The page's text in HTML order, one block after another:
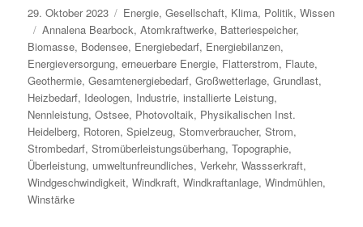
Veröffentlicht
am
29. Oktober 2023 Kategorien
Energie,Gesellschaft, Klima, Politik,Wissen
Schlagwörter
Annalena Bearbock,Atomkraftwerke, Batteriespeicher,
Biomasse, Bodensee, Energiebedarf, Energiebilanzen,
Energieversorgung,erneuerbare Energie, Flatterstrom, Flaute,
Geothermie,Gesamtenergiebedarf,Großwetterlage,Grundlast,
Heizbedarf, Ideologen, Industrie,installierte Leistung,
Nennleistung,Ostsee, Photovoltaik, Physikalischen Inst.
Heidelberg, Rotoren,Spielzeug,Stomverbraucher,Strom,
Strombedarf,Stromüberleistungsüberhang,Topographie,
Überleistung, umweltunfreundliches,Verkehr,Wassserkraft,
Windgeschwindigkeit,Windkraft,Windkraftanlage,Windmühlen,
Winstärke